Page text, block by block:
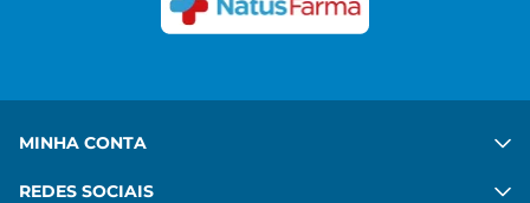
MINHA CONTA
REDES SOCIAIS